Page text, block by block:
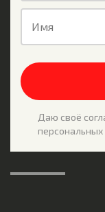
Имя
Даю своё